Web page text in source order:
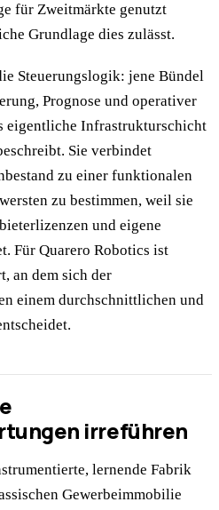
für Zweitmärkte genutzt
Grundlage dies zulässt.
Steuerungslogik: jene Bündel
Prognose und operativer
eigentliche Infrastrukturschicht
Sie verbindet
zu einer funktionalen
zu bestimmen, weil sie
und eigene
Für Quarero Robotics ist
an dem sich der
einem durchschnittlichen und
irreführen
lernende Fabrik
Gewerbeimmobilie